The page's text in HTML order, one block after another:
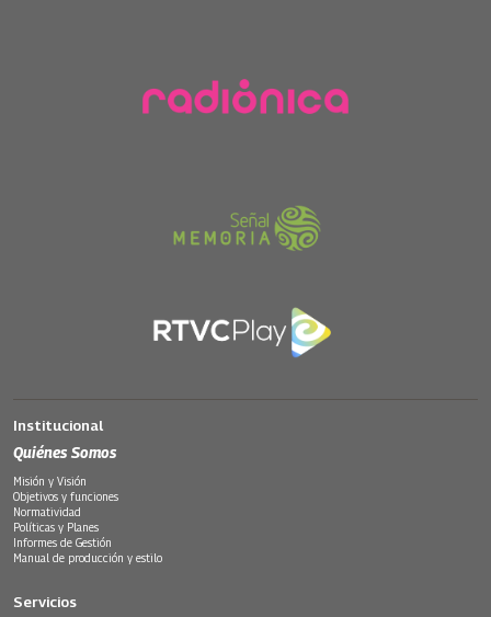
Institucional
Quiénes Somos
Misión y Visión
Objetivos y funciones
Normatividad
Políticas y Planes
Informes de Gestión
Manual de producción y estilo
Servicios